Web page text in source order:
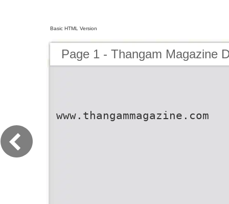
Basic HTML Version
Page 1 - Thangam Magazine
www.thangammagazine.com